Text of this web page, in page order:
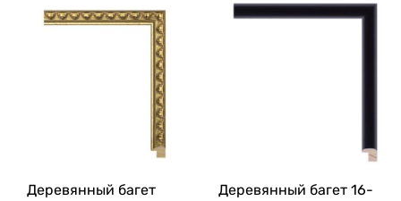
Деревянный багет
Деревянный багет 16-